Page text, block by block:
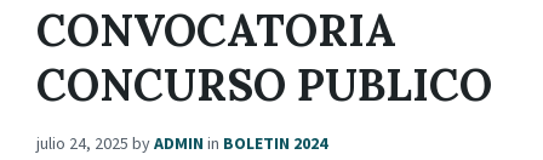
CONVOCATORIA
CONCURSO PUBLICO
julio 24, 2025 byADMIN in BOLETIN 2024